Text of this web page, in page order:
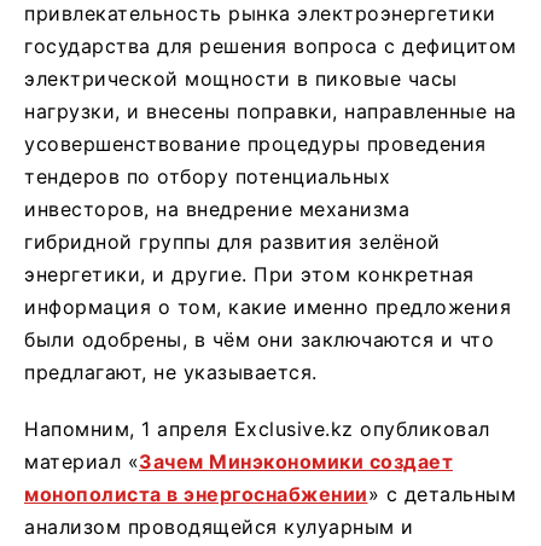
привлекательность рынка электроэнергетики
государства для решения вопроса с дефицитом
электрической мощности в пиковые часы
нагрузки, и внесены поправки, направленные на
усовершенствование процедуры проведения
тендеров по отбору потенциальных
инвесторов, на внедрение механизма
гибридной группы для развития зелёной
энергетики, и другие. При этом конкретная
информация о том, какие именно предложения
были одобрены, в чём они заключаются и что
предлагают, не указывается.
Напомним, 1 апреля Exclusive.kz опубликовал
материал «Зачем Минэкономики создает
монополиста в энергоснабжении» с детальным
анализом проводящейся кулуарным и